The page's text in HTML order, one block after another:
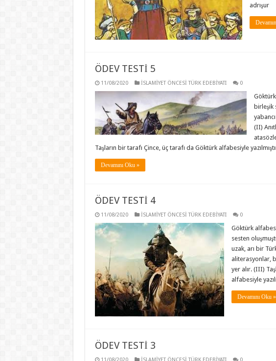
adrışur
ÖDEV TESTİ 5
11/08/2020 İSLAMİYET ÖNCESİ TÜRK EDEBİYATI 0
birleşik
(II)
Taşların bir tarafı Çince, üç tarafı da Göktürk alfabesiyle
Devamını Oku »
ÖDEV TESTİ 4
11/08/2020 İSLAMİYET ÖNCESİ TÜRK EDEBİYATI 0
Göktürk
sesten
uzak, arı bir
aliterasyonlar,
yer alır. (III)
alfabesiyle
Devamını Oku »
ÖDEV TESTİ 3
11/08/2020 İSLAMİYET ÖNCESİ TÜRK EDEBİYATI 0